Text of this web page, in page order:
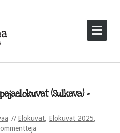
(Sulkava) –
Elokuvat, Elokuvat 2025,